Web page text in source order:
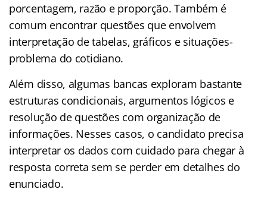
porcentagem, razão e proporção. Também é
comum encontrar questões que envolvem
interpretação de tabelas, gráficos e situações-
problema do cotidiano.
Além disso, algumas bancas exploram bastante
estruturas condicionais, argumentos lógicos e
resolução de questões com organização de
informações. Nesses casos, o candidato precisa
interpretar os dados com cuidado para chegar à
resposta correta sem se perder em detalhes do
enunciado.